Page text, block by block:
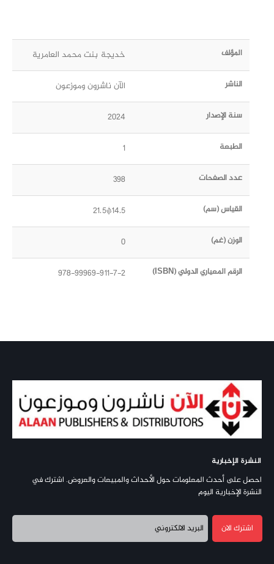
المؤلف خديجة بنت محمد العامرية
الناشر الآن ناشرون وموزعون
سنة الإصدار 2024
الطبعة 1
عدد الصفحات 398
القياس (سم) 14.5*21.5
الوزن (غم) 0
الرقم المعياري الدولي (ISBN) 978-99969-911-7-2
النشرة الإخبارية
احصل على أحدث المعلومات حول الأحداث والمبيعات والعروض. اشترك في
النشرة الإخبارية اليوم